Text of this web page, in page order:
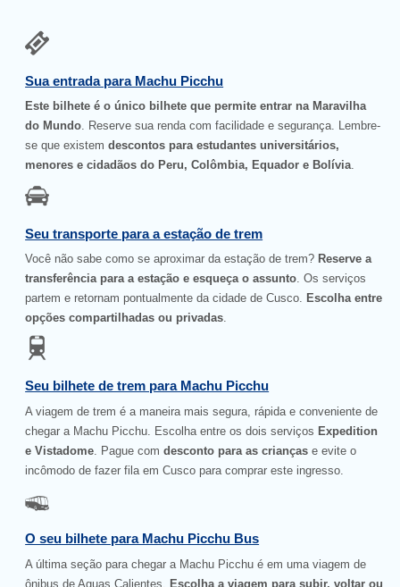
Sua entrada para Machu Picchu
Este bilhete é o único bilhete que permite entrar na Maravilha
do Mundo. Reserve sua renda com facilidade e segurança. Lembre-
se que existemdescontos para estudantes universitários,
menores e cidadãos do Peru, Colômbia, Equador e Bolívia.
Seu transporte para a estação de trem
Você não sabe como se aproximar da estação de trem? Reserve a
transferência para a estação e esqueça o assunto. Os serviços
partem e retornam pontualmente da cidade de Cusco. Escolha entre
opções compartilhadas ou privadas.
Seu bilhete de trem para Machu Picchu
A viagem de trem é a maneira mais segura, rápida e conveniente de
chegar a Machu Picchu. Escolha entre os dois serviços Expedition
e Vistadome . Pague comdesconto para as crianças e evite o
incômodo de fazer fila em Cusco para comprar este ingresso.
O seu bilhete para Machu Picchu Bus
A última seção para chegar a Machu Picchu é em uma viagem de
ônibus de Aguas Calientes. Escolha a viagem para subir, voltar ou